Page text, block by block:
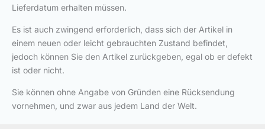
Lieferdatum erhalten müssen.
Es ist auch zwingend erforderlich, dass sich der Artikel in
einem neuen oder leicht gebrauchten Zustand befindet,
jedoch können Sie den Artikel zurückgeben, egal ob er defekt
ist oder nicht.
Sie können ohne Angabe von Gründen eine Rücksendung
vornehmen, und zwar aus jedem Land der Welt.